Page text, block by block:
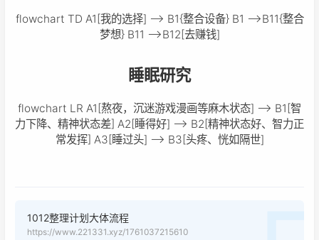
flowchart TD A1[我的选择] --> B1{整合设备} B1 -->B11{整合
梦想} B11 -->B12[去赚钱]
睡眠研究
flowchart LR A1[熬夜，沉迷游戏漫画等麻木状态] --> B1[智
力下降、精神状态差] A2[睡得好] --> B2[精神状态好、智力正
常发挥] A3[睡过头] --> B3[头疼、恍如隔世]
1012整理计划大体流程
https://www.221331.xyz/1761037215610